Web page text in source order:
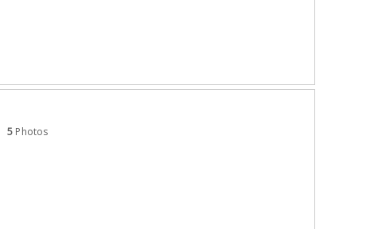
5 Photos